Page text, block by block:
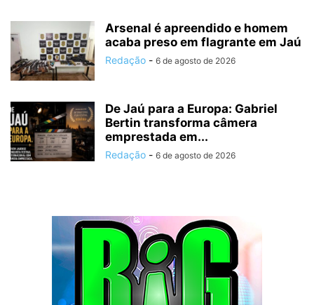
Arsenal é apreendido e homem
acaba preso em flagrante em Jaú
Redação - 6 de agosto de 2026
De Jaú para a Europa: Gabriel
Bertin transforma câmera
emprestada em...
Redação - 6 de agosto de 2026